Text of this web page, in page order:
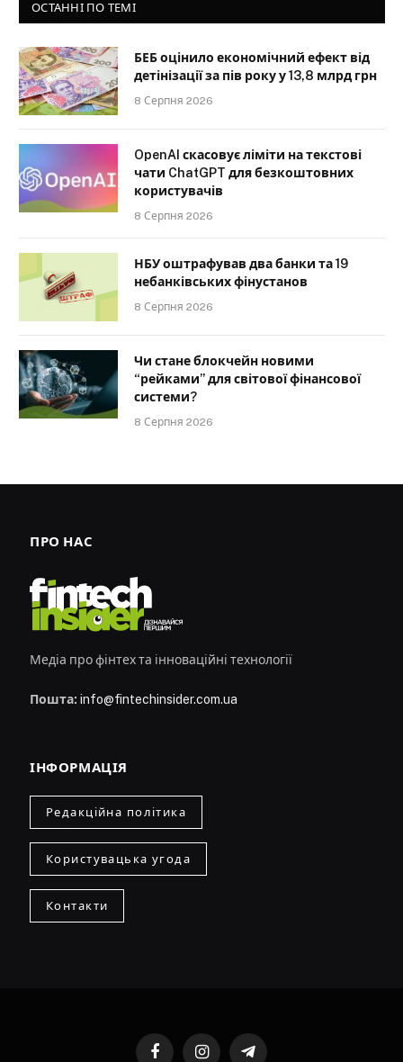
ОСТАННІ ПО ТЕМІ
БЕБ оцінило економічний ефект від
детінізації за пів року у 13,8 млрд грн
8 Серпня 2026
OpenAI скасовує ліміти на текстові
чати ChatGPT для безкоштовних
користувачів
8 Серпня 2026
НБУ оштрафував два банки та 19
небанківських фінустанов
8 Серпня 2026
Чи стане блокчейн новими
“рейками” для світової фінансової
системи?
8 Серпня 2026
ПРО НАС
Медіа про фінтех та інноваційні технології
Пошта: info@fintechinsider.com.ua
ІНФОРМАЦІЯ
Редакційна політика
Користувацька угода
Контакти
FacebookInstagramTelegram